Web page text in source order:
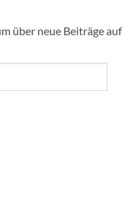
über neue Beiträge auf